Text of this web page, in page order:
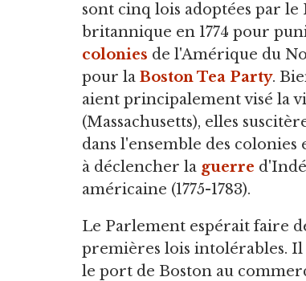
sont cinq lois adoptées par
britannique en 1774 pour
colonies de l'Amérique du
pour la Boston Tea Party.
aient principalement visé la
(Massachusetts), elles
dans l'ensemble des
à déclencher la guerre
américaine (1775-1783).
Le Parlement espérait faire
premières lois intolérables.
le port de Boston au